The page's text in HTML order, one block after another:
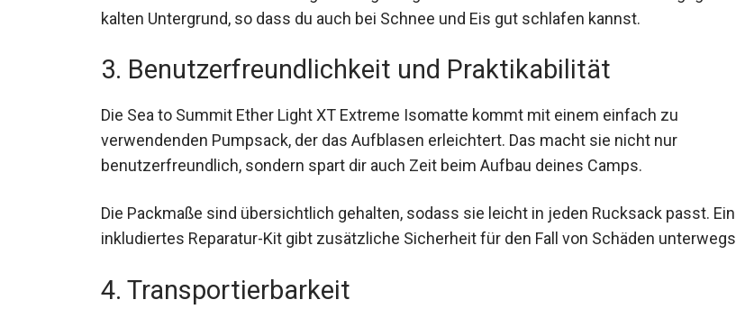
kalten Untergrund, so dass du auch bei Schnee und Eis gut schlafen kannst.
3. Benutzerfreundlichkeit und Praktikabilität
Die Sea to Summit Ether Light XT Extreme Isomatte kommt mit einem einfach zu
verwendenden Pumpsack, der das Aufblasen erleichtert. Das macht sie nicht nur
benutzerfreundlich, sondern spart dir auch Zeit beim Aufbau deines Camps.
Die Packmaße sind übersichtlich gehalten, sodass sie leicht in jeden Rucksack passt. Ein
inkludiertes Reparatur-Kit gibt zusätzliche Sicherheit für den Fall von Schäden unterwegs.
4. Transportierbarkeit